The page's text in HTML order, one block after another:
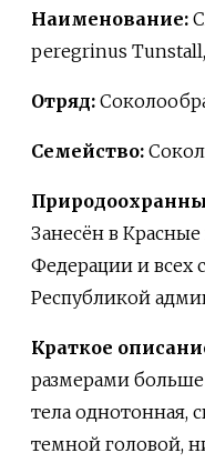
Наименование:
peregrinus Tunstall,
Отряд:
Семейство:
Занесён в
Федерации и всех
Республикой
Краткое
размерами
тела однотонная,
темной головой,